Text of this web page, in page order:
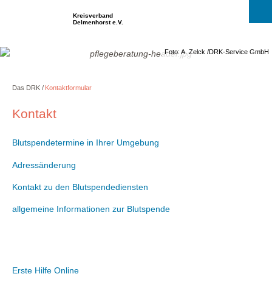
Kreisverband
Delmenhorst e.V.
Foto: A. Zelck /DRK-Service GmbH
Das DRK Kontaktformular
Kontakt
Blutspendetermine in Ihrer Umgebung
Adressänderung
Kontakt zu den Blutspendediensten
allgemeine Informationen zur Blutspende
Erste Hilfe Online